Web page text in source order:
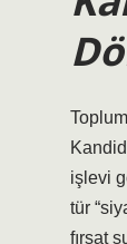
işlevi
tür
fırsat